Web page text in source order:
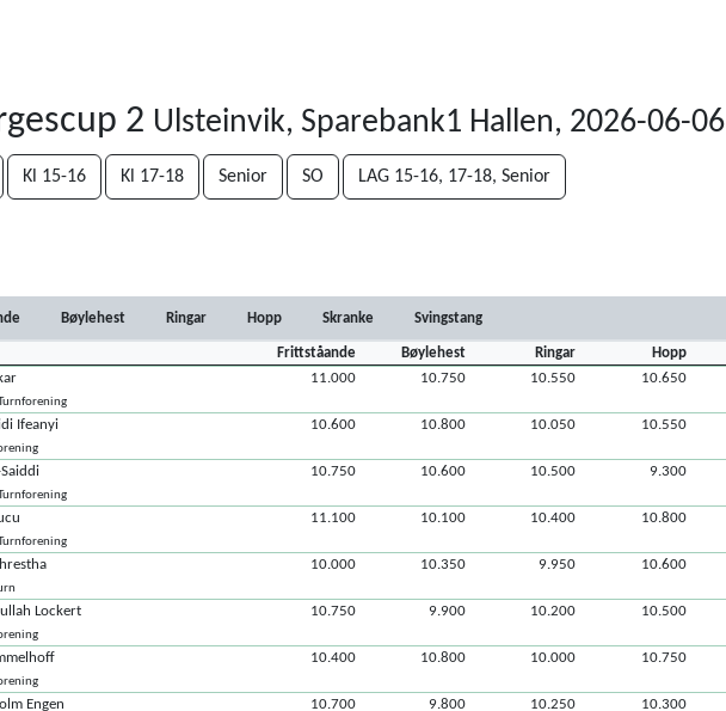
2 Ulsteinvik, Sparebank1 Hallen, 2026-06-06
Kl 15-16 Kl 17-18 Senior SO LAG 15-16, 17-18, Senior
Bøylehest Ringar Hopp Skranke Svingstang
Frittståande Bøylehest Ringar Hopp
11.000 10.750 10.550 10.650
Ifeanyi 10.600 10.800 10.050 10.550
10.750 10.600 10.500 9.300
11.100 10.100 10.400 10.800
10.000 10.350 9.950 10.600
Lockert 10.750 9.900 10.200 10.500
10.400 10.800 10.000 10.750
Engen 10.700 9.800 10.250 10.300